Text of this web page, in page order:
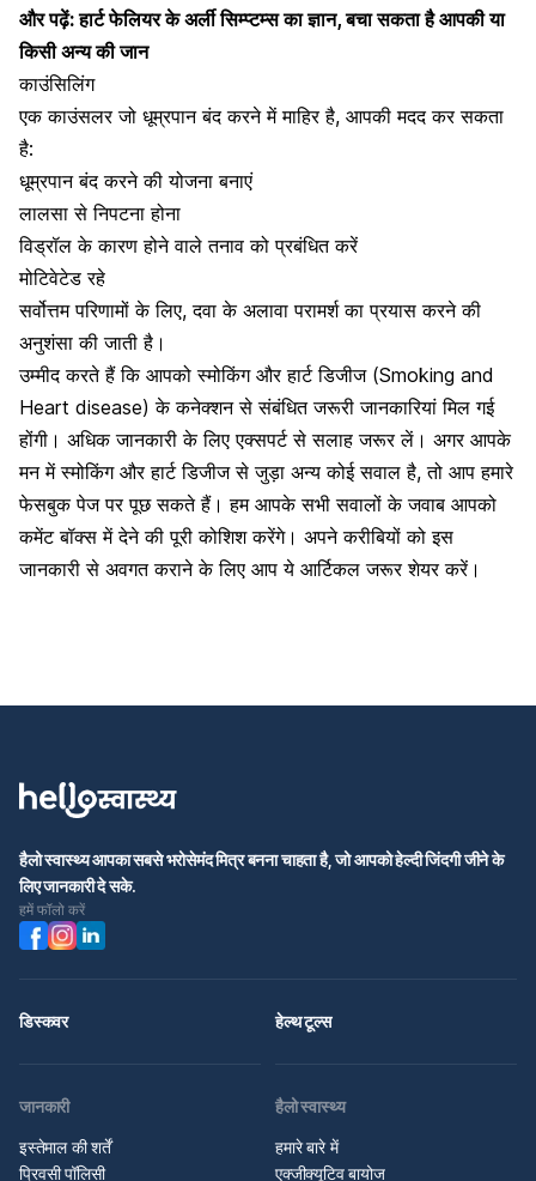
और पढ़ें:हार्ट फेलियर के अर्ली सिम्प्टम्स का ज्ञान, बचा सकता है आपकी या
किसी अन्य की जान
काउंसिलिंग
एक काउंसलर जो धूम्रपान बंद करने में माहिर है, आपकी मदद कर सकता
है:
धूम्रपान बंद करने की योजना बनाएं
लालसा से निपटना होना
विड्रॉल के कारण होने वाले तनाव को प्रबंधित करें
मोटिवेटेड रहे
सर्वोत्तम परिणामों के लिए, दवा के अलावा परामर्श का प्रयास करने की
अनुशंसा की जाती है।
उम्मीद करते हैं कि आपको स्मोकिंग और हार्ट डिजीज (Smoking and
Heart disease) के कनेक्शन से संबंधित जरूरी जानकारियां मिल गई
होंगी। अधिक जानकारी के लिए एक्सपर्ट से सलाह जरूर लें। अगर आपके
मन में स्मोकिंग और हार्ट डिजीज से जुड़ा अन्य कोई सवाल है, तो आप हमारे
फेसबुक पेज पर पूछ सकते हैं। हम आपके सभी सवालों के जवाब आपको
कमेंट बॉक्स में देने की पूरी कोशिश करेंगे। अपने करीबियों को इस
जानकारी से अवगत कराने के लिए आप ये आर्टिकल जरूर शेयर करें।
हैलो स्वास्थ्य आपका सबसे भरोसेमंद मित्र बनना चाहता है, जो आपको हेल्दी जिंदगी जीने के
लिए जानकारी दे सके.
हमें फॉलो करें
डिस्कवर हेल्थ टूल्स
जानकारी
इस्तेमाल की शर्तें
प्रिवसी पॉलिसी
हैलो स्वास्थ्य
हमारे बारे में
एक्जीक्यूटिव बायोज